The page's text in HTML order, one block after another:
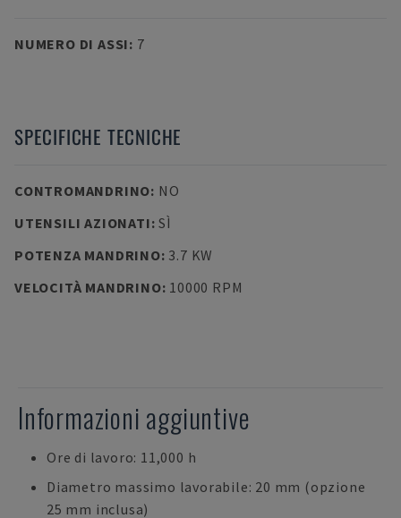
NUMERO DI ASSI: 7
SPECIFICHE TECNICHE
CONTROMANDRINO: NO
UTENSILI AZIONATI:SÌ
POTENZA MANDRINO: 3.7 KW
VELOCITÀ MANDRINO: 10000 RPM
Informazioni aggiuntive
Ore di lavoro: 11,000 h
Diametro massimo lavorabile: 20 mm (opzione
25 mm inclusa)